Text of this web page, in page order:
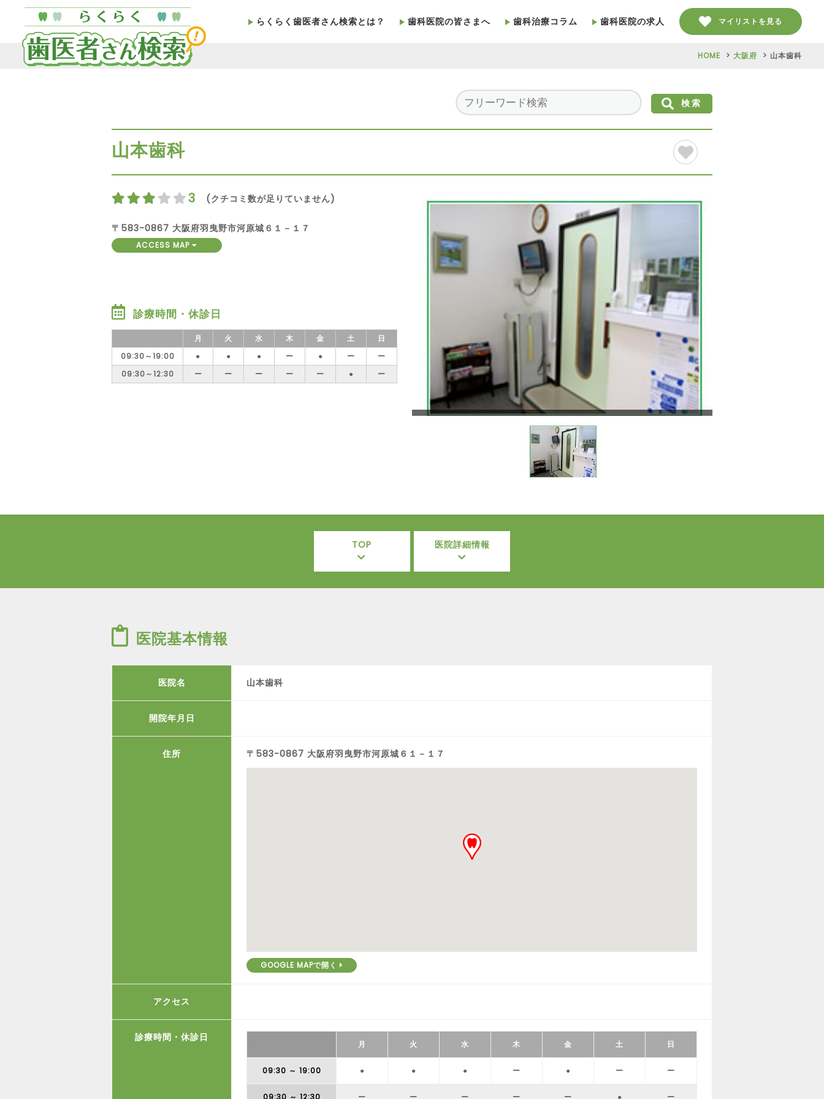
らくらく歯医者さん検索とは？ 歯科医院の皆さまへ 歯科治療コラム 歯科医院の求人 マイリストを見る
HOME 大阪府 山本歯科
検索
山本歯科
3 (クチコミ数が足りていません)
〒583-0867 大阪府羽曳野市河原城６１－１７
ACCESS MAP
診療時間・休診日
月 火 水 木 金 土
日
09:30～19:00
● ● ● ー ● ー
ー
09:30～12:30
ー ー ー ー ー ● ー
TOP 医院詳細情報
医院基本情報
医院名 山本歯科
開院年月日
住所 〒583-0867 大阪府羽曳野市河原城６１－１７
GOOGLE MAPで開く
アクセス
診療時間・休診日
月 火 水 木 金 土 日
09:30 ～ 19:00 ● ● ● ー ● ー ー
09:30 ～ 12:30 ー ー ー ー ー ● ー